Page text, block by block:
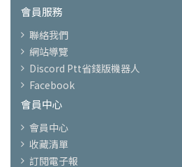
會員服務
聯絡我們
網站導覽
Discord Ptt省錢版機器人
Facebook
會員中心
會員中心
收藏清單
訂閱電子報